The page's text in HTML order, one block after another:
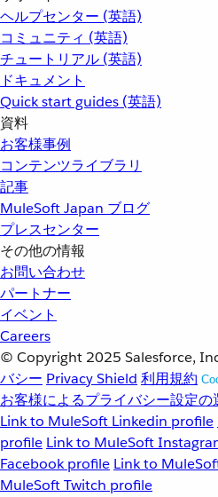
ヘルプセンター (英語)
コミュニティ (英語)
チュートリアル (英語)
ドキュメント
Quick start guides (英語)
資料
お客様事例
コンテンツライブラリ
記事
MuleSoft Japan ブログ
プレスセンター
その他の情報
お問い合わせ
パートナー
イベント
Careers
© Copyright 2025 Salesforce,
バシー Privacy Shield 利用規約
お客様によるプライバシー設定の
Link to MuleSoft Linkedin profile
profile Link to MuleSoft
Facebook profile Link to
MuleSoft Twitch profile